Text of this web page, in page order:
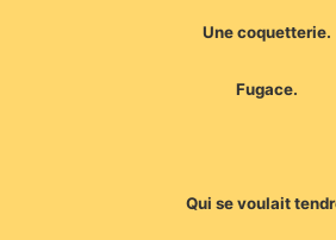
Une coquetterie.
Fugace.
Qui se voulait